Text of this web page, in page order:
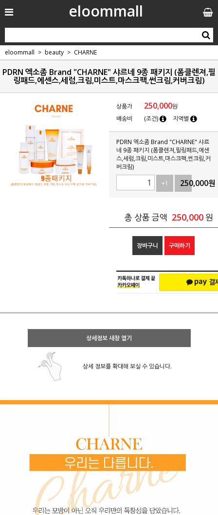
eloommall
eloommall beauty CHARNE
PDRN 엑소좀 Brand "CHARNE" 샤르네 9종 패키지 (폼클렌져,필
링패드,에센스,세럼,크림,미스트,마스크팩,썬크림,커버크림)
상품가 250,000원
배송비
(조건) 지역별
PDRN 엑소좀 Brand "CHARNE" 샤르
네 9종 패키지 (폼클렌져,필링패드,에센
스,세럼,크림,미스트,마스크팩,썬크림,커
버크림)
+1
-1
250,000원
총 상품 금액 250,000 원
장바구니 구매하기
상세정보 새창 열기
상세 정보를 확대해 보실 수 있습니다.